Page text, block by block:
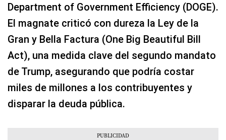
Department of Government Efficiency (DOGE).
El magnate criticó con dureza la Ley de la
Gran y Bella Factura (One Big Beautiful Bill
Act), una medida clave del segundo mandato
de Trump, asegurando que podría costar
miles de millones a los contribuyentes y
disparar la deuda pública.